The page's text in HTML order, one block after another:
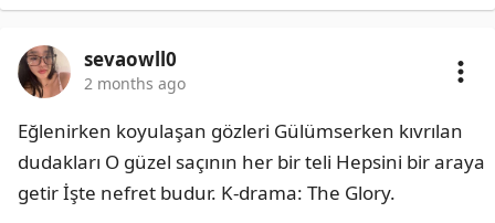
sevaowll0
2 months ago
Eğlenirken koyulaşan gözleri Gülümserken kıvrılan
dudakları O güzel saçının her bir teli ​Hepsini bir araya
getir ​İşte nefret budur. K-drama: The Glory.